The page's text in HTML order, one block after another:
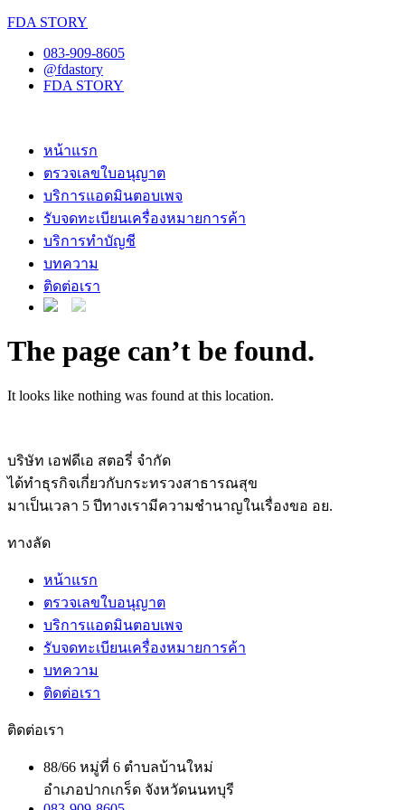
FDA STORY
083-909-8605
@fdastory
FDA STORY
หน้าแรก
ตรวจเลขใบอนุญาต
บริการแอดมินตอบเพจ
รับจดทะเบียนเครื่องหมายการค้า
บริการทำบัญชี
บทความ
ติดต่อเรา
The page can’t be found.
It looks like nothing was found at this location.
บริษัท เอฟดีเอ สตอรี่ จำกัด
ได้ทำธุรกิจเกี่ยวกับกระทรวงสาธารณสุข
มาเป็นเวลา 5 ปีทางเรามีความชำนาญในเรื่องขอ อย.
ทางลัด
หน้าแรก
ตรวจเลขใบอนุญาต
บริการแอดมินตอบเพจ
รับจดทะเบียนเครื่องหมายการค้า
บทความ
ติดต่อเรา
ติดต่อเรา
88/66 หมู่ที่ 6 ตำบลบ้านใหม่
อำเภอปากเกร็ด จังหวัดนนทบุรี